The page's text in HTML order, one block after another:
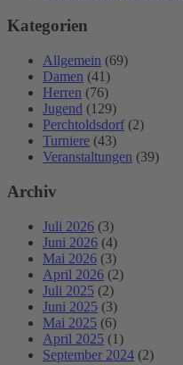
Kategorien
Allgemein (69)
Damen (41)
Herren (76)
Jugend (129)
Perchtoldsdorf (2)
Turniere (43)
Veranstaltungen (39)
Archiv
Juli 2026 (3)
Juni 2026 (4)
Mai 2026 (3)
April 2026 (2)
Juli 2025 (2)
Juni 2025 (3)
Mai 2025 (6)
April 2025 (1)
September 2024 (2)